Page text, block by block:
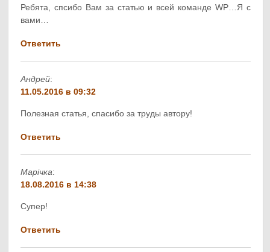
Ребята, спсибо Вам за статью и всей команде WP…Я с
вами…
Ответить
Андрей:
11.05.2016 в 09:32
Полезная статья, спасибо за труды автору!
Ответить
Марічка:
18.08.2016 в 14:38
Супер!
Ответить